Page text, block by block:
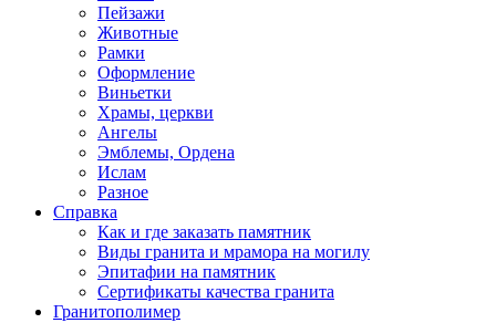
Пейзажи
Животные
Рамки
Оформление
Виньетки
Храмы, церкви
Ангелы
Эмблемы, Ордена
Ислам
Разное
Справка
Как и где заказать памятник
Виды гранита и мрамора на могилу
Эпитафии на памятник
Сертификаты качества гранита
Гранитополимер